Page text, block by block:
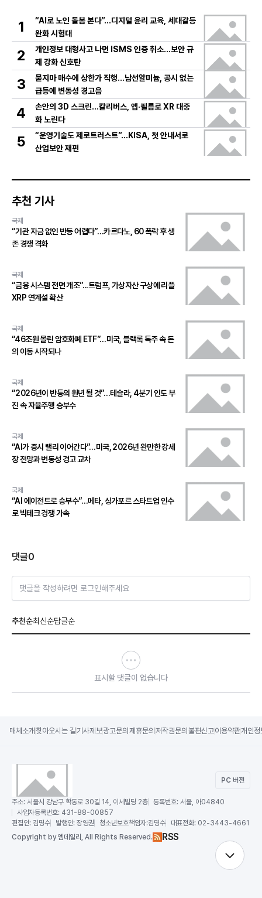
1
“AI로 노인 돌봄 본다”…디지털 윤리 교육, 세대갈등
완화 시험대
2
개인정보 대형사고 나면 ISMS 인증 취소…보안 규
제 강화 신호탄
3
묻지마 매수에 상한가 직행…남선알미늄, 공시 없는
급등에 변동성 경고음
4
손안의 3D 스크린…칼리버스, 앱·필름로 XR 대중
화 노린다
5
“운영기술도 제로트러스트”…KISA, 첫 안내서로
산업보안 재편
추천 기사
국제
“기관 자금 없인 반등 어렵다”…카르다노, 60 폭락 후 생
존 경쟁 격화
국제
“금융 시스템 전면 개조”...트럼프, 가상자산 구상에 리플
XRP 연계설 확산
국제
“46조원 몰린 암호화폐 ETF”…미국, 블랙록 독주 속 돈
의 이동 시작되나
국제
“2026년이 반등의 원년 될 것”…테슬라, 4분기 인도 부
진 속 자율주행 승부수
국제
“AI가 증시 랠리 이어간다”…미국, 2026년 완만한 강세
장 전망과 변동성 경고 교차
국제
“AI 에이전트로 승부수”…메타, 싱가포르 스타트업 인수
로 빅테크 경쟁 가속
댓글0
댓글을 작성하려면 로그인해주세요
추천순최신순답글순
표시할 댓글이 없습니다
매체소개 찾아오시는 길기사제보광고문의 제휴문의 저작권문의 불편신고이용약관개인정
PC 버전
주소: 서울시 강남구 학동로 30길 14, 이세빌딩 2층 등록번호: 서울, 아04840
사업자등록번호: 431-88-00857
편집인: 김명수 발행인: 장영권 청소년보호책임자:김명수 대표전화: 02-3443-4661
Copyright by 엠데일리, All Rights Reserved. RSS